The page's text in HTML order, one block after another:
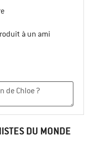
à un ami
DU MONDE